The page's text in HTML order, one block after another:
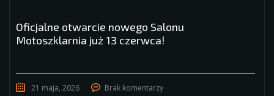
Oficjalne otwarcie nowego Salonu
Motoszklarnia już 13 czerwca!
21 maja, 2026 Brak komentarzy